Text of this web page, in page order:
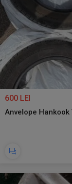
600 LEI
Anvelope